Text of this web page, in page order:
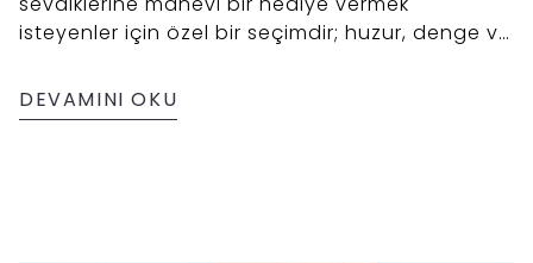
isteyenler için özel bir seçimdir; huzur, denge ve
olarak öne çıkar.
DEVAMINI OKU